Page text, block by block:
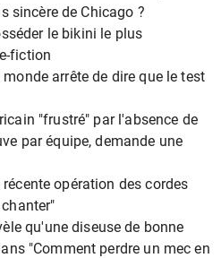
sincère de Chicago ?
le bikini le plus
fiction
arrête de dire que le test
"frustré" par l'absence de
par équipe, demande une
opération des cordes
qu'une diseuse de bonne
"Comment perdre un mec en